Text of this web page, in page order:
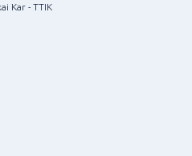
Kar - TTIK